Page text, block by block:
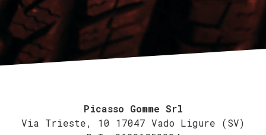
Picasso Gomme Srl
Via Trieste, 10 17047 Vado Ligure (SV)